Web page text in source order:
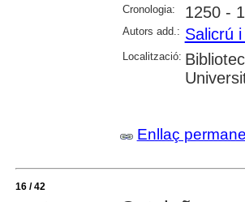
Cronologia: 1250 -
Autors add.: Salicrú
Localització:
Enllaç
16 / 42